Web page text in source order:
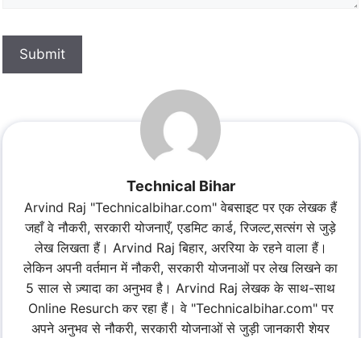
Submit
Technical Bihar
Arvind Raj "Technicalbihar.com" वेबसाइट पर एक लेखक हैं
जहाँ वे नौकरी, सरकारी योजनाएँ, एडमिट कार्ड, रिजल्ट,सत्संग से जुड़े
लेख लिखता हैं। Arvind Raj बिहार, अररिया के रहने वाला हैं।
लेकिन अपनी वर्तमान में नौकरी, सरकारी योजनाओं पर लेख लिखने का
5 साल से ज़्यादा का अनुभव है। Arvind Raj लेखक के साथ-साथ
Online Resurch कर रहा हैं। वे "Technicalbihar.com" पर
अपने अनुभव से नौकरी, सरकारी योजनाओं से जुड़ी जानकारी शेयर